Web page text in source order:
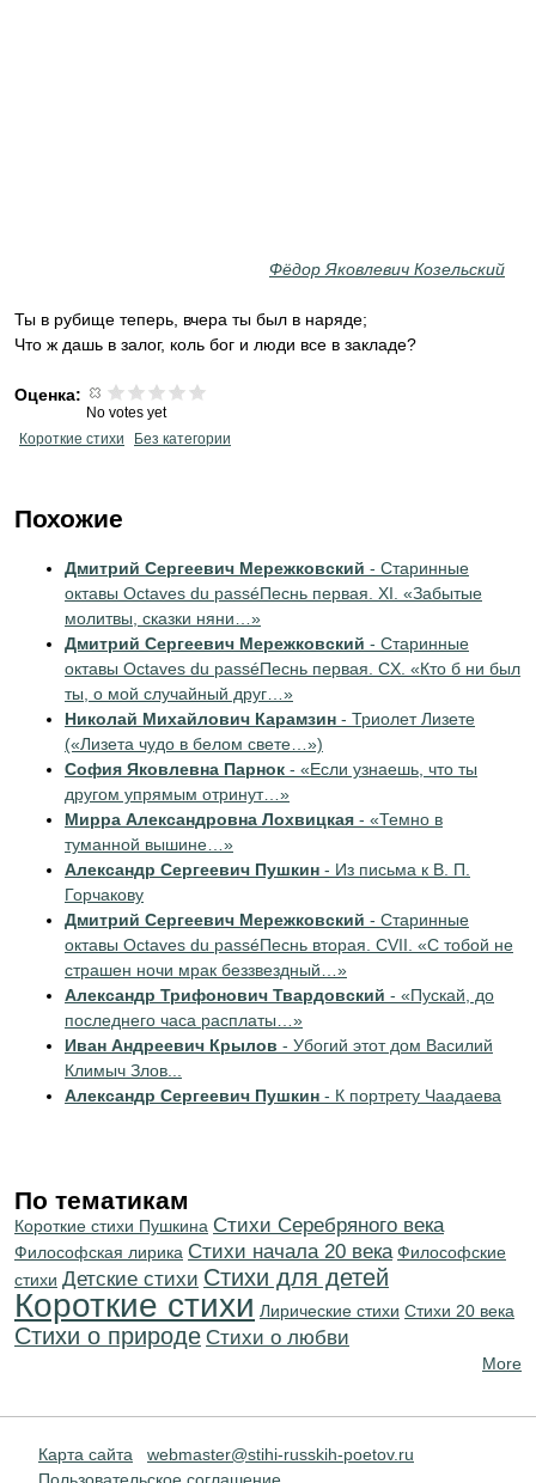
Фёдор Яковлевич Козельский
Ты в рубище теперь, вчера ты был в наряде;
Что ж дашь в залог, коль бог и люди все в закладе?
Оценка:
No votes yet
Короткие стихи
Без категории
Похожие
Дмитрий Сергеевич Мережковский - Старинные
октавы Octaves du passéПеснь первая. XI. «Забытые
молитвы, сказки няни…»
Дмитрий Сергеевич Мережковский - Старинные
октавы Octaves du passéПеснь первая. CX. «Кто б ни был
ты, о мой случайный друг…»
Николай Михайлович Карамзин - Триолет Лизете
(«Лизета чудо в белом свете…»)
София Яковлевна Парнок - «Если узнаешь, что ты
другом упрямым отринут…»
Мирра Александровна Лохвицкая - «Темно в
туманной вышине…»
Александр Сергеевич Пушкин - Из письма к В. П.
Горчакову
Дмитрий Сергеевич Мережковский - Старинные
октавы Octaves du passéПеснь вторая. СVII. «С тобой не
страшен ночи мрак беззвездный…»
Александр Трифонович Твардовский - «Пускай, до
последнего часа расплаты…»
Иван Андреевич Крылов - Убогий этот дом Василий
Климыч Злов...
Александр Сергеевич Пушкин - К портрету Чаадаева
По тематикам
Короткие стихи Пушкина Cтихи Серебряного века
Философская лирика Cтихи начала 20 века Философские
стихи Детские стихи Стихи для детей
Короткие стихи Лирические стихи Стихи 20 века
Стихи о природе Стихи о любви
More
Карта сайта
webmaster@stihi-russkih-poetov.ru